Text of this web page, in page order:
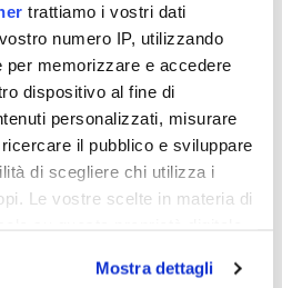
trattiamo i vostri dati
numero IP, utilizzando
memorizzare e accedere
dispositivo al fine di
personalizzati, misurare
il pubblico e sviluppare
di scegliere chi utilizza i
Le vostre scelte in materia di
consenso in qualsiasi
Mostra dettagli
LEUCHTENDER Rahmen
GESICHTSTRECKEN GL3412
PINTDECOR
€ 90,00 € 81,00
Sie die Räume Ihres
Von Kunstwerken bis hin zu